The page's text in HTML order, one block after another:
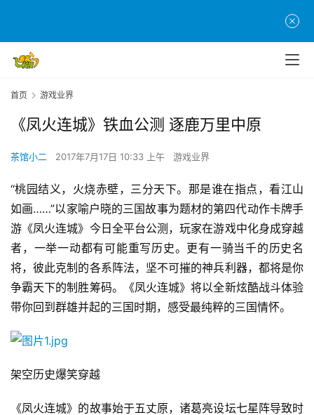
首页 游戏业界
《凤火连城》铁血公测 逐鹿万里中原
茶馆小二 2017年7月17日 10:33 上午 游戏业界
“桃园结义，火烧赤壁，三分天下。那是谁在指点，看江山
如画……”以家喻户晓的三国故事为题材的第四代动作卡牌手
游《凤火连城》今日全平台公测，玩家在游戏中化身成穿越
者，一举一动都有可能重写历史。更有一骑当千的历史名
将，彼此克制的各系阵法，坚不可摧的神兵利器，都将是你
争霸天下的制胜筹码。《凤火连城》将以全新炫酷战斗体验
带你回到群雄并起的三国时期，感受最纯粹的三国情怀。
架空历史爆笑穿越
《凤火连城》的故事始于五丈原，诸葛亮设坛七星阵导致时